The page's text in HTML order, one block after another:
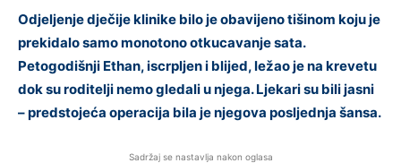
Odjeljenje dječije klinike bilo je obavijeno tišinom koju je
prekidalo samo monotono otkucavanje sata.
Petogodišnji Ethan, iscrpljen i blijed, ležao je na krevetu
dok su roditelji nemo gledali u njega. Ljekari su bili jasni
– predstojeća operacija bila je njegova posljednja šansa.
Sadržaj se nastavlja nakon oglasa